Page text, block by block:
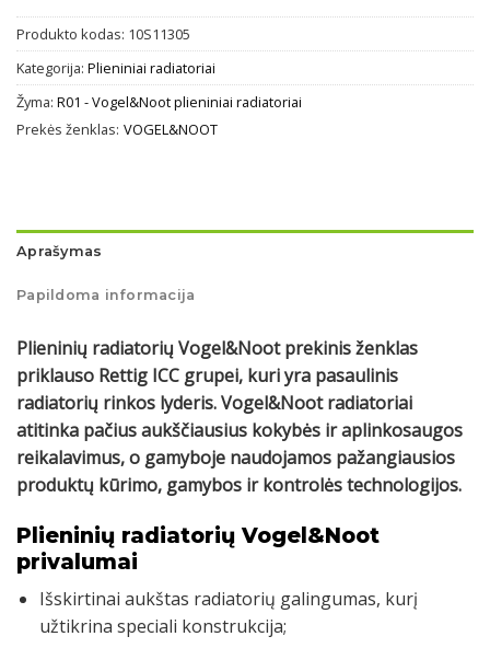
Produkto kodas: 10S11305
Kategorija: Plieniniai radiatoriai
Žyma: R01 - Vogel&Noot plieniniai radiatoriai
Prekės ženklas: VOGEL&NOOT
Aprašymas
Papildoma informacija
Plieninių radiatorių Vogel&Noot prekinis ženklas
priklauso Rettig ICC grupei, kuri yra pasaulinis
radiatorių rinkos lyderis. Vogel&Noot radiatoriai
atitinka pačius aukščiausius kokybės ir aplinkosaugos
reikalavimus, o gamyboje naudojamos pažangiausios
produktų kūrimo, gamybos ir kontrolės technologijos.
Plieninių radiatorių Vogel&Noot
privalumai
Išskirtinai aukštas radiatorių galingumas, kurį
užtikrina speciali konstrukcija;